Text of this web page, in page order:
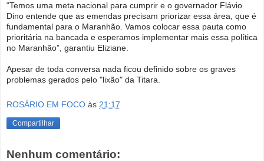
“Temos uma meta nacional para cumprir e o governador Flávio
Dino entende que as emendas precisam priorizar essa área, que é
fundamental para o Maranhão. Vamos colocar essa pauta como
prioritária na bancada e esperamos implementar mais essa política
no Maranhão”, garantiu Eliziane.
Apesar de toda conversa nada ficou definido sobre os graves
problemas gerados pelo "lixão" da Titara.
ROSÁRIO EM FOCO às 21:17
Compartilhar
Nenhum comentário: